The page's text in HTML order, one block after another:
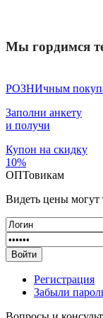
Мы гордимся
РОЗНИчным
Заполни анкету
и получи
Купон на скидку
10%
ОПТовикам
Видеть цены могут
Регистрация
Забыли